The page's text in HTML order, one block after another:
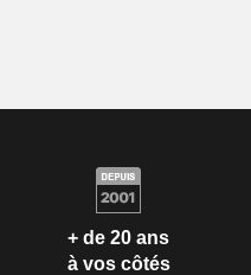
+ de 20 ans
à vos côtés